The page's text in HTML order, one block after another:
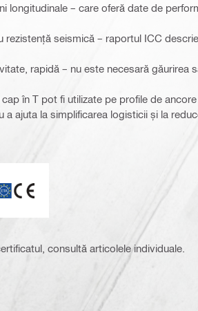
longitudinale – care oferă date de
rezistență seismică – raportul ICC
rapidă – nu este necesară găurirea
în T pot fi utilizate pe profile de
a ajuta la simplificarea logisticii și la
consultă articolele individuale.